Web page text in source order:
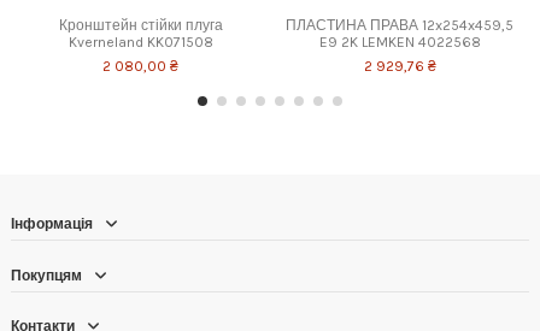
Кронштейн стійки плуга
Kverneland KK071508
2 080,00 ₴
ПЛАСТИНА ПРАВА 12x254x459,5
E9 2K LEMKEN 4022568
2 929,76 ₴
Інформація
Покупцям
Контакти